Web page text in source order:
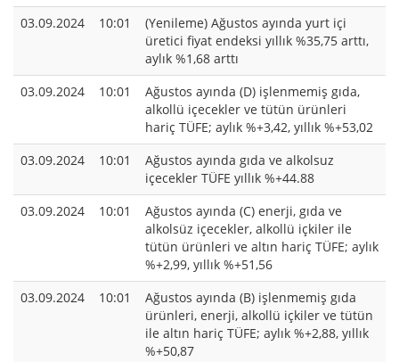
03.09.2024
10:01
(Yenileme) Ağustos ayında yurt içi
üretici fiyat endeksi yıllık %35,75 arttı,
aylık %1,68 arttı
03.09.2024
10:01
Ağustos ayında (D) işlenmemiş gıda,
alkollü içecekler ve tütün ürünleri
hariç TÜFE; aylık %+3,42, yıllık %+53,02
03.09.2024
10:01
Ağustos ayında gıda ve alkolsuz
içecekler TÜFE yıllık %+44.88
03.09.2024
10:01
Ağustos ayında (C) enerji, gıda ve
alkolsüz içecekler, alkollü içkiler ile
tütün ürünleri ve altın hariç TÜFE; aylık
%+2,99, yıllık %+51,56
03.09.2024
10:01
Ağustos ayında (B) işlenmemiş gıda
ürünleri, enerji, alkollü içkiler ve tütün
ile altın hariç TÜFE; aylık %+2,88, yıllık
%+50,87